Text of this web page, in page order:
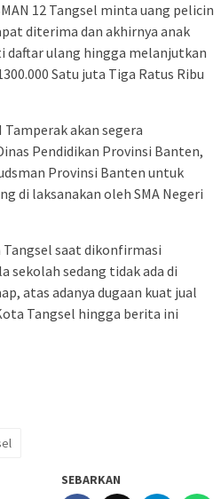
12 Tangsel minta uang pelicin
diterima dan akhirnya anak
daftar ulang hingga melanjutkan
Satu juta Tiga Ratus Ribu
akan segera
Pendidikan Provinsi Banten,
Provinsi Banten untuk
di laksanakan oleh SMA Negeri
Tangsel saat dikonfirmasi
sekolah sedang tidak ada di
atas adanya dugaan kuat jual
Tangsel hingga berita ini
SEBARKAN